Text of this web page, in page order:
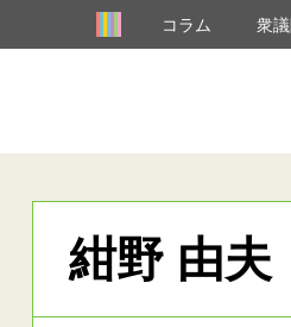
コラム 衆
紺野 由夫